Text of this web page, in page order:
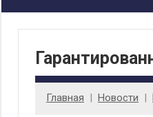
Главная Новости